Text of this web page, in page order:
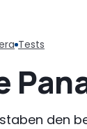
Tests
den